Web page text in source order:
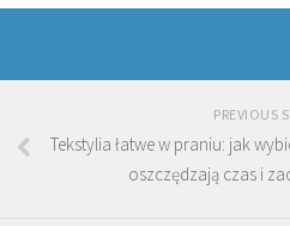
PREVIOUS
Tekstylia łatwe w praniu: jak
oszczędzają czas i